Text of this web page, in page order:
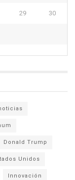
29 30
Donald Trump
Unidos
Innovación